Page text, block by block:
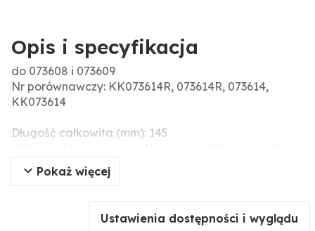
Opis i specyfikacja
do 073608 i 073609
Nr porównawczy: KK073614R, 073614R, 073614,
KK073614
Długość całkowita (mm): 145
nakrętek za pomocą narzędzi pneumatycznych,
ponieważ może to prowadzić do uszkodzenia części
Wymiary dł. x sz. x wys. (mm): 145 x 78 x 20
Pokaż więcej
Ustawienia dostępności i wyglądu